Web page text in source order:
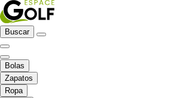
Buscar
Bolas
Zapatos
Ropa